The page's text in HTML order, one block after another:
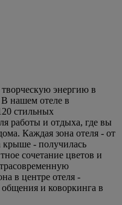
энергию в
нашем отеле в
стильных
работы и отдыха, где вы
Каждая зона отеля - от
крыше - получилась
сочетание цветов и
в центре отеля -
и коворкинга в